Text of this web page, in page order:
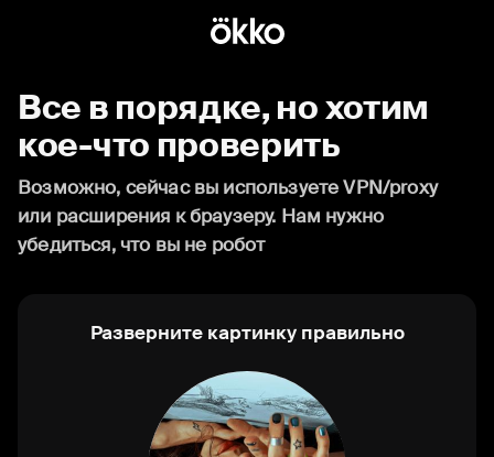
Все в порядке, но хотим
кое-что проверить
Возможно, сейчас вы используете VPN/proxy
или расширения к браузеру. Нам нужно
убедиться, что вы не робот
Разверните картинку правильно